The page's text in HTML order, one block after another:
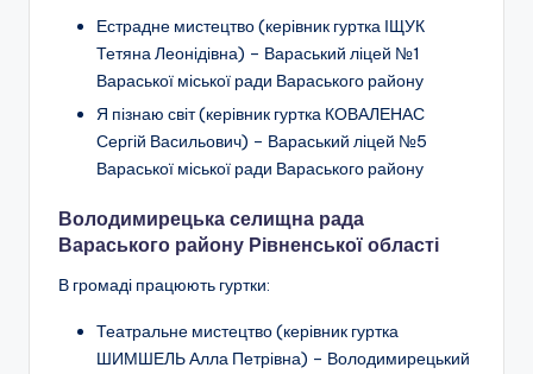
ь
н
о
-
а
т
р
Естрадне мистецтво (керівник гуртка ІЩУК
Тетяна Леонідівна) – Вараський ліцей №1
Вараської міської ради Вараського району
Я пізнаю світ (керівник гуртка КОВАЛЕНАС
Сергій Васильович) – Вараський ліцей №5
Вараської міської ради Вараського району
Володимирецька селищна рада
Вараського району Рівненської області
В громаді працюють гуртки:
Театральне мистецтво (керівник гуртка
ШИМШЕЛЬ Алла Петрівна) – Володимирецький